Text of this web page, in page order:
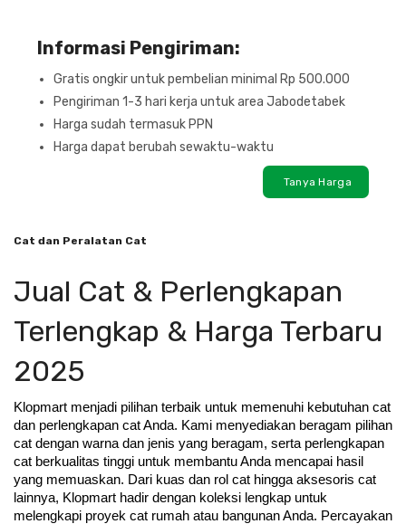
Informasi Pengiriman:
Gratis ongkir untuk pembelian minimal Rp 500.000
Pengiriman 1-3 hari kerja untuk area Jabodetabek
Harga sudah termasuk PPN
Harga dapat berubah sewaktu-waktu
Tanya Harga
Cat dan Peralatan Cat
Jual Cat & Perlengkapan
Terlengkap & Harga Terbaru
2025
Klopmart menjadi pilihan terbaik untuk memenuhi kebutuhan cat
dan perlengkapan cat Anda. Kami menyediakan beragam pilihan
cat dengan warna dan jenis yang beragam, serta perlengkapan
cat berkualitas tinggi untuk membantu Anda mencapai hasil
yang memuaskan. Dari kuas dan rol cat hingga aksesoris cat
lainnya, Klopmart hadir dengan koleksi lengkap untuk
melengkapi proyek cat rumah atau bangunan Anda. Percayakan